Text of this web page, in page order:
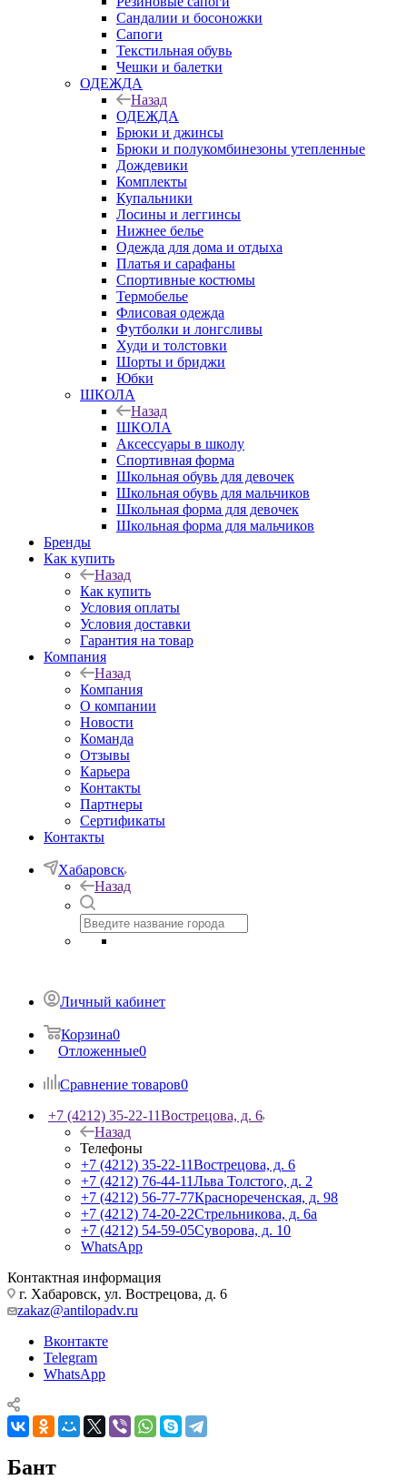
Сандалии и босоножки
Сапоги
Текстильная обувь
Чешки и балетки
ОДЕЖДА
Назад
ОДЕЖДА
Брюки и джинсы
Брюки и полукомбинезоны утепленные
Дождевики
Комплекты
Купальники
Лосины и леггинсы
Нижнее белье
Одежда для дома и отдыха
Платья и сарафаны
Спортивные костюмы
Термобелье
Флисовая одежда
Футболки и лонгсливы
Худи и толстовки
Шорты и бриджи
Юбки
ШКОЛА
Назад
ШКОЛА
Аксессуары в школу
Спортивная форма
Школьная обувь для девочек
Школьная обувь для мальчиков
Школьная форма для девочек
Школьная форма для мальчиков
Бренды
Как купить
Назад
Как купить
Условия оплаты
Условия доставки
Гарантия на товар
Компания
Назад
Компания
О компании
Новости
Команда
Отзывы
Карьера
Контакты
Партнеры
Сертификаты
Контакты
Хабаровск
Назад
Личный кабинет
Корзина0
Отложенные0
Сравнение товаров0
+7 (4212) 35-22-11Вострецова, д. 6
Назад
Телефоны
+7 (4212) 35-22-11Вострецова, д. 6
+7 (4212) 76-44-11Льва Толстого, д. 2
+7 (4212) 56-77-77Краснореченская, д. 98
+7 (4212) 74-20-22Стрельникова, д. 6а
+7 (4212) 54-59-05Суворова, д. 10
WhatsApp
Контактная информация
г. Хабаровск, ул. Вострецова, д. 6
zakaz@antilopadv.ru
Вконтакте
Telegram
WhatsApp
Бант